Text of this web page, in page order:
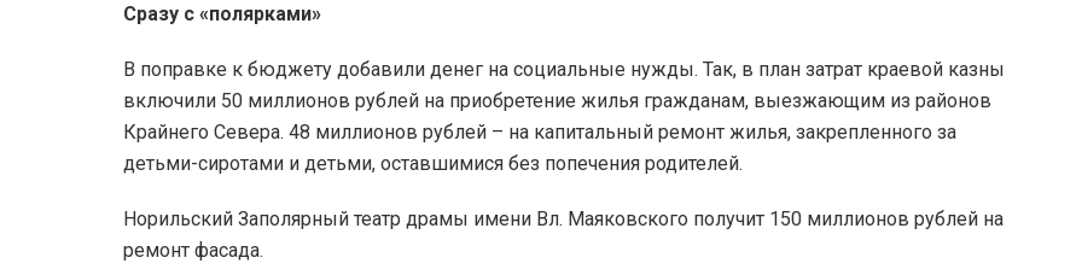
Сразу с «полярками»
В поправке к бюджету добавили денег на социальные нужды. Так, в план затрат краевой казны
включили 50 миллионов рублей на приобретение жилья гражданам, выезжающим из районов
Крайнего Севера. 48 миллионов рублей – на капитальный ремонт жилья, закрепленного за
детьми-сиротами и детьми, оставшимися без попечения родителей.
Норильский Заполярный театр драмы имени Вл. Маяковского получит 150 миллионов рублей на
ремонт фасада.